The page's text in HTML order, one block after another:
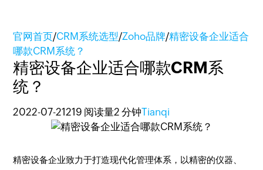
官网首页/CRM系统选型/Zoho品牌/精密设备企业适合
哪款CRM系统？
精密设备企业适合哪款CRM系
统？
2022-07-21219 阅读量2 分钟Tianqi
精密设备企业致力于打造现代化管理体系，以精密的仪器、